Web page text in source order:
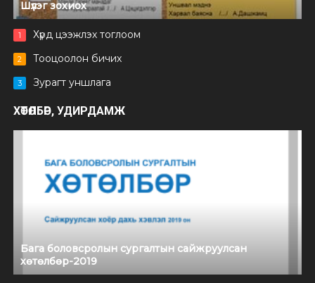
Шүлэг зохиох
1 Хүрд цээжлэх тоглоом
2 Тооцоолон бичих
3 Зурагт уншлага
ХӨТӨЛБӨР, УДИРДАМЖ
Бага боловсролын сургалтын сайжруулсан
хөтөлбөр-2019